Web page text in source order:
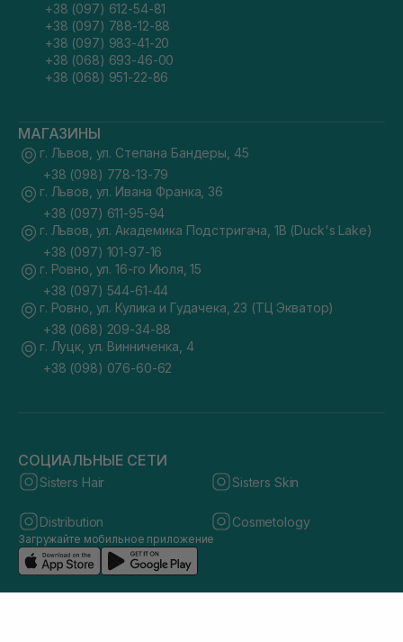
+38 (097) 612-54-81
+38 (097) 788-12-88
+38 (097) 983-41-20
+38 (068) 693-46-00
+38 (068) 951-22-86
МАГАЗИНЫ
г. Львов, ул. Степана Бандеры, 45
+38 (098) 778-13-79
г. Львов, ул. Ивана Франка, 36
+38 (097) 611-95-94
г. Львов, ул. Академика Подстригача, 1В (Duck's Lake)
+38 (097) 101-97-16
г. Ровно, ул. 16-го Июля, 15
+38 (097) 544-61-44
г. Ровно, ул. Кулика и Гудачека, 23 (ТЦ Экватор)
+38 (068) 209-34-88
г. Луцк, ул. Винниченка, 4
+38 (098) 076-60-62
СОЦИАЛЬНЫЕ СЕТИ
Sisters Hair Sisters Skin
Distribution Cosmetology
Загружайте мобильное приложение